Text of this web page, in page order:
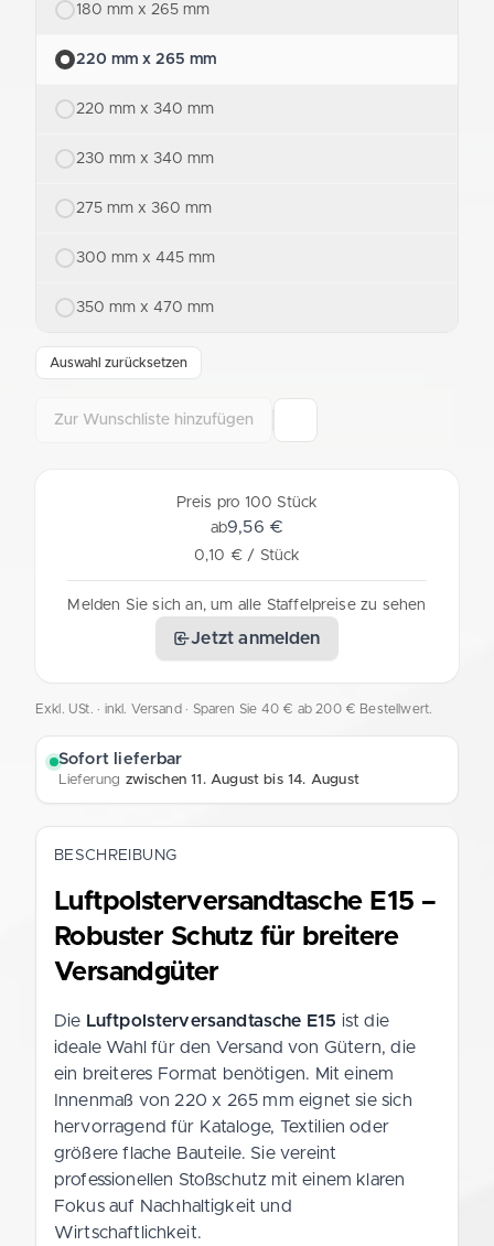
180 mm x 265 mm
220 mm x 265 mm
220 mm x 340 mm
230 mm x 340 mm
275 mm x 360 mm
300 mm x 445 mm
350 mm x 470 mm
Auswahl zurücksetzen
Zur Wunschliste hinzufügen
Preis pro 100 Stück
ab9,56 €
0,10 € / Stück
Melden Sie sich an, um alle Staffelpreise zu sehen
Jetzt anmelden
Exkl. USt. · inkl. Versand · Sparen Sie 40 € ab 200 € Bestellwert.
Sofort lieferbar
Lieferung zwischen 11. August bis 14. August
BESCHREIBUNG
Luftpolsterversandtasche E15 –
Robuster Schutz für breitere
Versandgüter
Die Luftpolsterversandtasche E15 ist die
ideale Wahl für den Versand von Gütern, die
ein breiteres Format benötigen. Mit einem
Innenmaß von 220 x 265 mm eignet sie sich
hervorragend für Kataloge, Textilien oder
größere flache Bauteile. Sie vereint
professionellen Stoßschutz mit einem klaren
Fokus auf Nachhaltigkeit und
Wirtschaftlichkeit.